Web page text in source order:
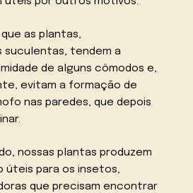
as plantas,
suculentas, tendem a
de alguns cômodos e,
evitam a formação de
nas paredes, que depois
nossas plantas produzem
úteis para os insetos,
que precisam encontrar